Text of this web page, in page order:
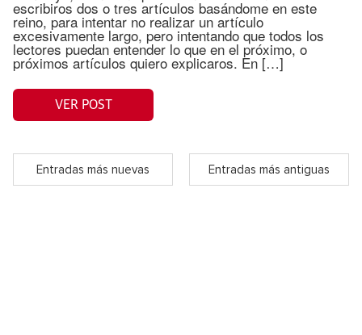
escribiros dos o tres artículos basándome en este
reino, para intentar no realizar un artículo
excesivamente largo, pero intentando que todos los
lectores puedan entender lo que en el próximo, o
próximos artículos quiero explicaros. En […]
VER POST
Entradas más nuevas Entradas más antiguas